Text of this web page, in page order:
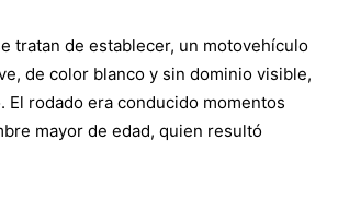
tratan de establecer, un motovehículo
de color blanco y sin dominio visible,
El rodado era conducido momentos
mayor de edad, quien resultó